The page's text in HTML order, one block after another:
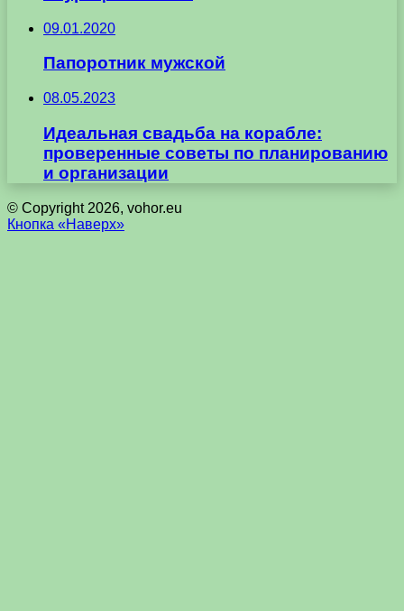
09.01.2020
Папоротник мужской
08.05.2023
Идеальная свадьба на корабле:
проверенные советы по планированию
и организации
© Copyright 2026, vohor.eu
Кнопка «Наверх»